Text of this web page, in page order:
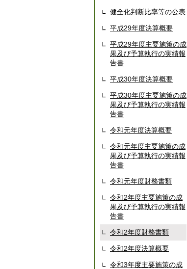
健全化判断比率等の公表
平成29年度決算概要
平成29年度主要施策の成
果及び予算執行の実績報
告書
平成30年度決算概要
平成30年度主要施策の成
果及び予算執行の実績報
告書
令和元年度決算概要
令和元年度主要施策の成
果及び予算執行の実績報
告書
令和元年度財務書類
令和2年度主要施策の成
果及び予算執行の実績報
告書
令和2年度財務書類
令和2年度決算概要
令和3年度主要施策の成